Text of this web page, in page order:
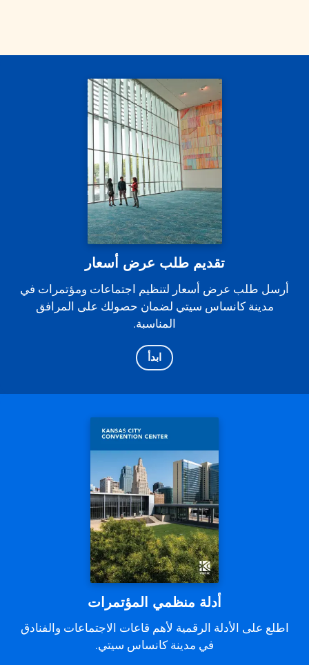
تقديم طلب عرض أسعار
أرسل طلب عرض أسعار لتنظيم اجتماعات ومؤتمرات في
مدينة كانساس سيتي لضمان حصولك على المرافق
المناسبة.
ابدأ
أدلة منظمي المؤتمرات
اطلع على الأدلة الرقمية لأهم قاعات الاجتماعات والفنادق
في مدينة كانساس سيتي.